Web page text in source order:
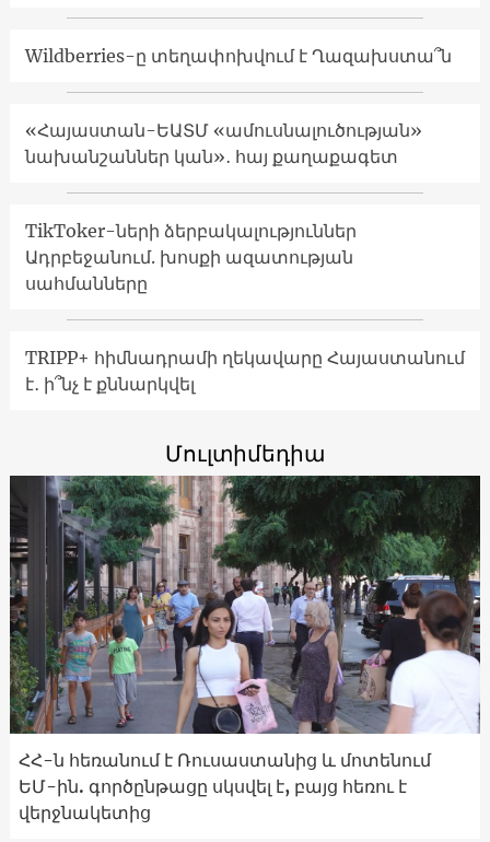
Wildberries-ը տեղափոխվում է Ղազախստա՞ն
«Հայաստան-ԵԱՏՄ «ամուսնալուծության»
նախանշաններ կան»․ հայ քաղաքագետ
TikToker-ների ձերբակալություններ
Ադրբեջանում. խոսքի ազատության
սահմանները
TRIPP+ հիմնադրամի ղեկավարը Հայաստանում
է․ ի՞նչ է քննարկվել
Մուլտիմեդիա
ՀՀ-ն հեռանում է Ռուսաստանից և մոտենում
ԵՄ-ին. գործընթացը սկսվել է, բայց հեռու է
վերջնակետից